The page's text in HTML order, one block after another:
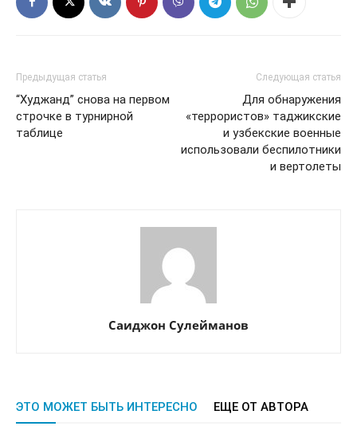
Предыдущая статья
“Худжанд” снова на первом
строчке в турнирной
таблице
Следующая статья
Для обнаружения
«террористов» таджикские
и узбекские военные
использовали беспилотники
и вертолеты
Саиджон Сулейманов
ЭТО МОЖЕТ БЫТЬ ИНТЕРЕСНО ЕЩЕ ОТ АВТОРА